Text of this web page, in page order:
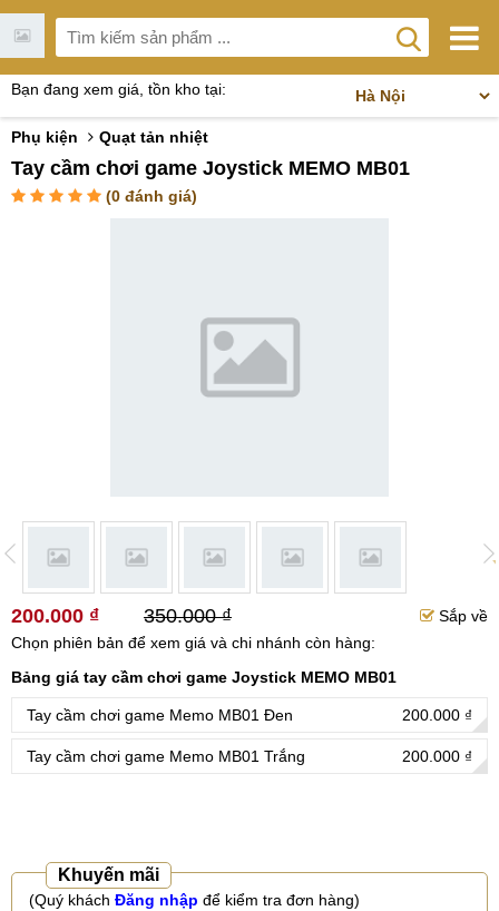
Bạn đang xem giá, tồn kho tại:
Phụ kiện Quạt tản nhiệt
Tay cầm chơi game Joystick MEMO MB01
(0 đánh giá)
200.000 ₫ 350.000 ₫
Sắp về
Chọn phiên bản để xem giá và chi nhánh còn hàng:
Bảng giá tay cầm chơi game Joystick MEMO MB01
Tay cầm chơi game Memo MB01 Đen 200.000 ₫
Tay cầm chơi game Memo MB01 Trắng 200.000 ₫
Khuyến mãi
(Quý khách Đăng nhập để kiểm tra đơn hàng)